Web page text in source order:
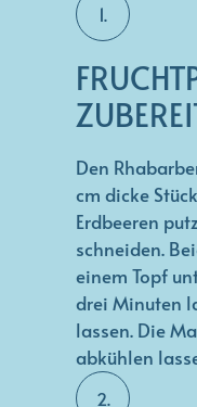
1.
Den
cm dicke
Erdbeeren
schneiden.
einem Topf
drei Minuten
lassen. Die
abkühlen
2.